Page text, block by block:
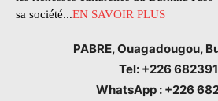
sa société...EN SAVOIR PLUS
PABRE, Ouagadougou,
Tel: +226
WhatsApp : +226